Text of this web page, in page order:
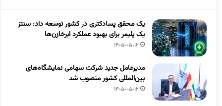
یک محقق پسادکتری در کشور توسعه داد: سنتز
یک پلیمر برای بهبود عملکرد ابرخازن‌ها
1405-05-12
مدیرعامل جدید شرکت سهامی نمایشگاه‌های
بین‌المللی کشور منصوب شد
1405-05-12